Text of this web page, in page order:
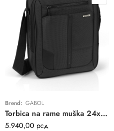
Brend: GABOL
Torbica na rame muška 24x31x9 cm Stark crna
5.940,00 рсд